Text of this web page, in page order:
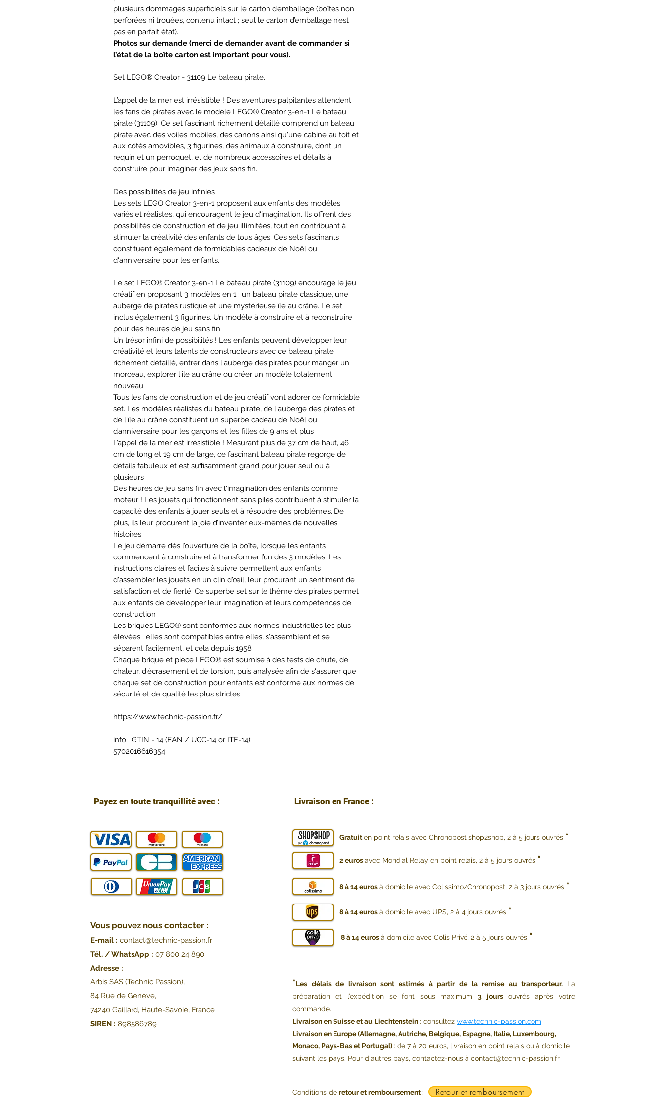
plusieurs dommages superficiels sur le carton d’emballage (boîtes non
perforées ni trouées, contenu intact ; seul le carton d’emballage n’est
pas en parfait état).
Photos sur demande (merci de demander avant de commander si
l’état de la boîte carton est important pour vous).
Set LEGO® Creator - 31109 Le bateau pirate.
L’appel de la mer est irrésistible ! Des aventures palpitantes attendent
les fans de pirates avec le modèle LEGO® Creator 3-en-1 Le bateau
pirate (31109). Ce set fascinant richement détaillé comprend un bateau
pirate avec des voiles mobiles, des canons ainsi qu'une cabine au toit et
aux côtés amovibles, 3 figurines, des animaux à construire, dont un
requin et un perroquet, et de nombreux accessoires et détails à
construire pour imaginer des jeux sans fin.
Des possibilités de jeu infinies
Les sets LEGO Creator 3-en-1 proposent aux enfants des modèles
variés et réalistes, qui encouragent le jeu d'imagination. Ils offrent des
possibilités de construction et de jeu illimitées, tout en contribuant à
stimuler la créativité des enfants de tous âges. Ces sets fascinants
constituent également de formidables cadeaux de Noël ou
d'anniversaire pour les enfants.
Le set LEGO® Creator 3-en-1 Le bateau pirate (31109) encourage le jeu
créatif en proposant 3 modèles en 1 : un bateau pirate classique, une
auberge de pirates rustique et une mystérieuse île au crâne. Le set
inclus également 3 figurines. Un modèle à construire et à reconstruire
pour des heures de jeu sans fin
Un trésor infini de possibilités ! Les enfants peuvent développer leur
créativité et leurs talents de constructeurs avec ce bateau pirate
richement détaillé, entrer dans l'auberge des pirates pour manger un
morceau, explorer l'île au crâne ou créer un modèle totalement
nouveau
Tous les fans de construction et de jeu créatif vont adorer ce formidable
set. Les modèles réalistes du bateau pirate, de l'auberge des pirates et
de l'île au crâne constituent un superbe cadeau de Noël ou
d’anniversaire pour les garçons et les filles de 9 ans et plus
L’appel de la mer est irrésistible ! Mesurant plus de 37 cm de haut, 46
cm de long et 19 cm de large, ce fascinant bateau pirate regorge de
détails fabuleux et est suffisamment grand pour jouer seul ou à
plusieurs
Des heures de jeu sans fin avec l'imagination des enfants comme
moteur ! Les jouets qui fonctionnent sans piles contribuent à stimuler la
capacité des enfants à jouer seuls et à résoudre des problèmes. De
plus, ils leur procurent la joie d’inventer eux-mêmes de nouvelles
histoires
Le jeu démarre dès l’ouverture de la boîte, lorsque les enfants
commencent à construire et à transformer l’un des 3 modèles. Les
instructions claires et faciles à suivre permettent aux enfants
d'assembler les jouets en un clin d'œil, leur procurant un sentiment de
satisfaction et de fierté. Ce superbe set sur le thème des pirates permet
aux enfants de développer leur imagination et leurs compétences de
construction
Les briques LEGO® sont conformes aux normes industrielles les plus
élevées ; elles sont compatibles entre elles, s'assemblent et se
séparent facilement, et cela depuis 1958
Chaque brique et pièce LEGO® est soumise à des tests de chute, de
chaleur, d'écrasement et de torsion, puis analysée afin de s'assurer que
chaque set de construction pour enfants est conforme aux normes de
sécurité et de qualité les plus strictes
https://www.technic-passion.fr/
info: GTIN - 14 (EAN / UCC-14 or ITF-14):
5702016616354
Payez en toute tranquillité avec :
Vous pouvez nous contacter :
E-mail : contact@technic-passion.fr
Tél. / WhatsApp : 07 800 24 890
Adresse :
Arbis SAS (Technic Passion),
84 Rue de Genève,
74240 Gaillard, Haute-Savoie, France
SIREN : 898586789
Livraison en France :
Gratuiten point relais avec Chronopost shop2shop, 2 à 5 jours ouvrés *
2 eurosavec Mondial Relay en point relais, 2 à 5 jours ouvrés *
8 à 14 eurosà domicile avec Colissimo/Chronopost, 2 à 3 jours ouvrés *
8 à 14 eurosà domicile avec UPS, 2 à 4 jours ouvrés *
8 à 14 eurosà domicile avec Colis Privé, 2 à 5 jours ouvrés *
*Les délais de livraison sont estimés à partir de la remise au transporteur. La
préparation et l’expédition se font sous maximum3 joursouvrés après votre
commande.
Livraison en Suisse et au Liechtenstein : consultez www.technic-passion.com
Livraison en Europe (Allemagne, Autriche, Belgique, Espagne, Italie, Luxembourg,
Monaco, Pays-Bas et Portugal) : de 7 à 20 euros, livraison en point relais ou à domicile
suivant les pays. Pour d'autres pays, contactez-nous à contact@technic-passion.fr
Conditions de retour et remboursement : Retour et remboursement